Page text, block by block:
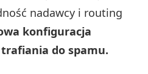
nadawcy i routing
konfiguracja
do spamu.